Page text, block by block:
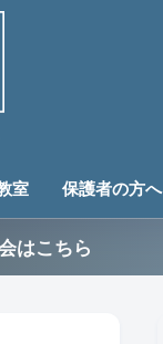
室 保護者の方へ
はこちら